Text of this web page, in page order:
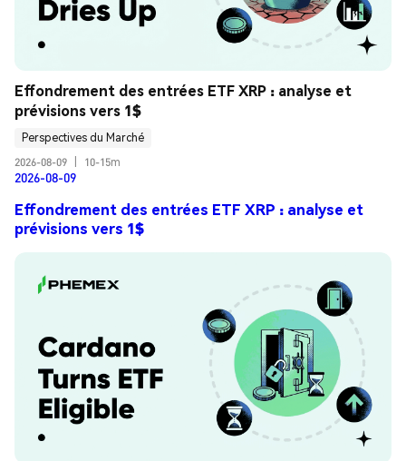
Effondrement des entrées ETF XRP : analyse et
prévisions vers 1$
Perspectives du Marché
2026-08-09
10-15m
2026-08-09
Effondrement des entrées ETF XRP : analyse et
prévisions vers 1$